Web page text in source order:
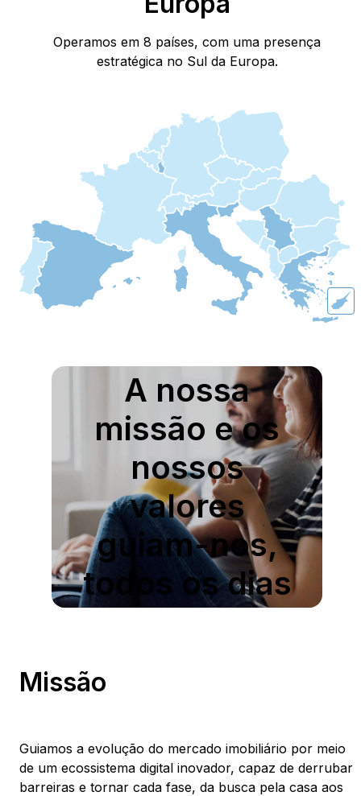
Operamos em 8 países, com uma presença
estratégica no Sul da Europa.
A nossa
missão e os
nossos
valores
guiam-nos,
todos os dias
Missão
Guiamos a evolução do mercado imobiliário por meio
de um ecossistema digital inovador, capaz de derrubar
barreiras e tornar cada fase, da busca pela casa aos